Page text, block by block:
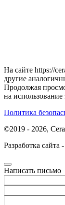
На сайте https://
другие
Продолжая
на
Политика
©2019 - 2026,
Разработка сайта -
Написать письмо